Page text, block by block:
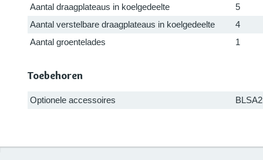
Aantal draagplateaus in koelgedeelte
5
Aantal verstelbare draagplateaus in koelgedeelte
4
Aantal groentelades
1
Toebehoren
Optionele accessoires